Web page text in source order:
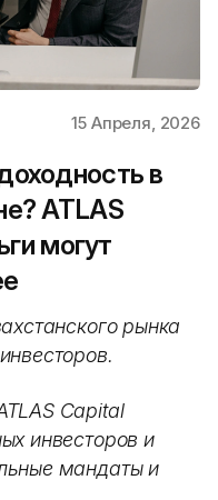
15 Апреля, 2026
в
ATLAS
могут
рынка
Capital
инвесторов и
мандаты и